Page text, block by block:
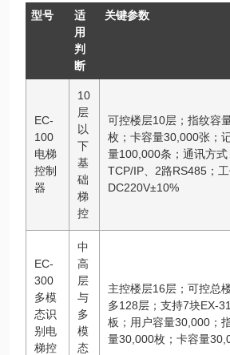
型号
适
用
判
断
关键参数
EC-
100
电梯
控制
器
10
层
以
下
基
础
梯
控
可控楼层10层；指纹容
枚；卡容量30,000张；
量100,000条；通讯方式
TCP/IP、2路RS485；
DC220V±10%
EC-
300
多模
态识
别电
梯控
中
高
层
与
多
模
态
主控楼层16层；可控总
多128层；支持7块EX-
板；用户容量30,000；
量30,000枚；卡容量